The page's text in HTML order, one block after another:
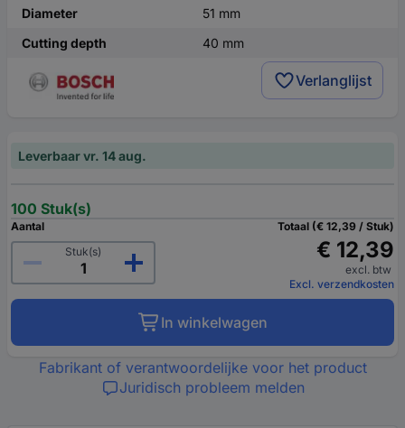
Diameter
51 mm
Cutting depth
40 mm
Verlanglijst
Leverbaar vr. 14 aug.
100 Stuk(s)
Aantal
Stuk(s)
Totaal (€ 12,39 / Stuk)
€ 12,39
excl. btw
Excl. verzendkosten
In winkelwagen
Fabrikant of verantwoordelijke voor het product
Juridisch probleem melden